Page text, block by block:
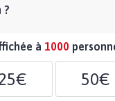
?
à 1000
50€